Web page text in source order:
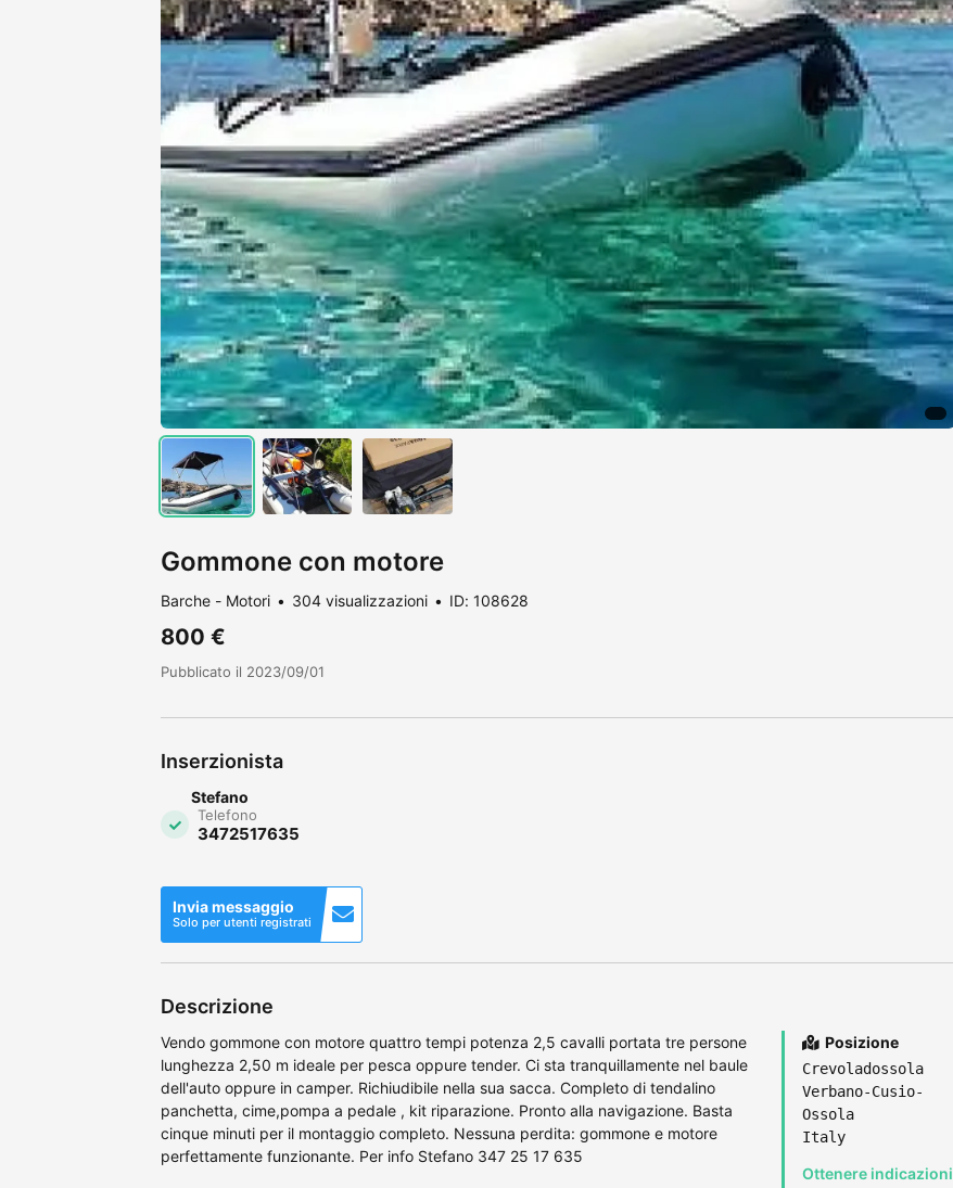
Gommone con motore
Barche - Motori 304 visualizzazioni ID: 108628
800 €
Pubblicato il 2023/09/01
Inserzionista
Stefano
Telefono
3472517635
Invia messaggio
Solo per utenti registrati
Descrizione
Vendo gommone con motore quattro tempi potenza 2,5 cavalli portata tre persone
lunghezza 2,50 m ideale per pesca oppure tender. Ci sta tranquillamente nel baule
dell'auto oppure in camper. Richiudibile nella sua sacca. Completo di tendalino
panchetta, cime,pompa a pedale , kit riparazione. Pronto alla navigazione. Basta
cinque minuti per il montaggio completo. Nessuna perdita: gommone e motore
perfettamente funzionante. Per info Stefano 347 25 17 635
Posizione
Crevoladossola
Verbano-Cusio-
Ossola
Italy
Ottenere indicazioni